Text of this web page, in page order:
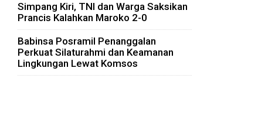
Simpang Kiri, TNI dan Warga Saksikan
Prancis Kalahkan Maroko 2-0
Babinsa Posramil Penanggalan
Perkuat Silaturahmi dan Keamanan
Lingkungan Lewat Komsos